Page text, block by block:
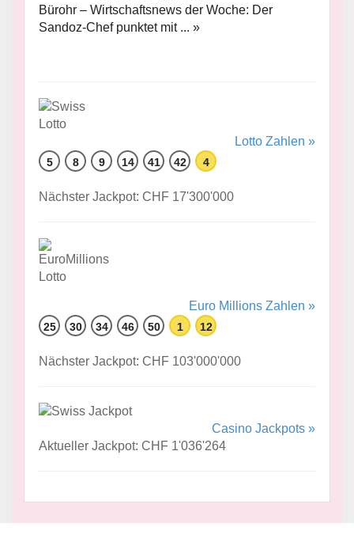
Bürohr – Wirtschaftsnews der Woche: Der
Sandoz-Chef punktet mit ... »
Lotto Zahlen »
5 8 9 14 41 42 4
Nächster Jackpot: CHF 17'300'000
Euro Millions Zahlen »
25 30 34 46 50 1 12
Nächster Jackpot: CHF 103'000'000
Casino Jackpots »
Aktueller Jackpot: CHF 1'036'264